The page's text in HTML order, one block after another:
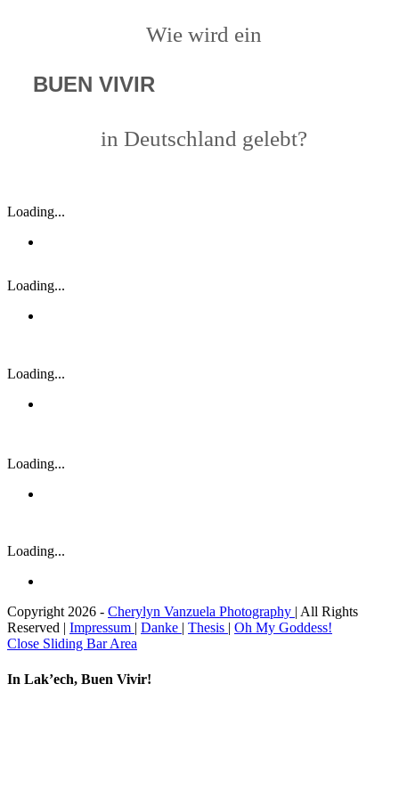
Wie wird ein
BUEN VIVIR
in Deutschland gelebt?
Loading...
Loading...
Loading...
Loading...
Loading...
Copyright 2026 - Cherylyn Vanzuela Photography | All Rights
Reserved | Impressum | Danke | Thesis | Oh My Goddess!
Close Sliding Bar Area
In Lak’ech, Buen Vivir!